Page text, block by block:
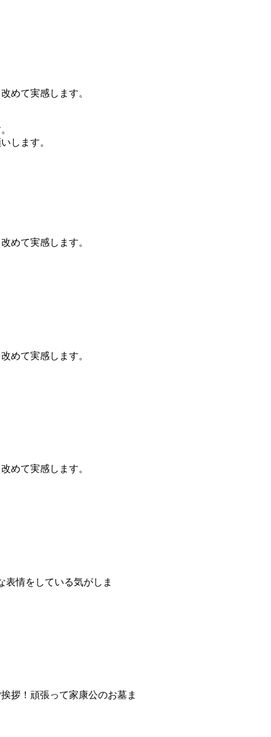
めて実感します。
します。
めて実感します。
めて実感します。
めて実感します。
表情をしている気がしま
拶！頑張って家康公のお墓ま